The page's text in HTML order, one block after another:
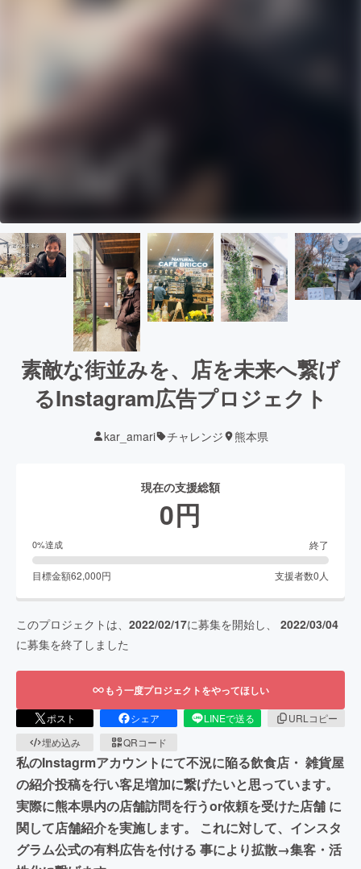
素敵な街並みを、店を未来へ繋げ
るInstagram広告プロジェクト
kar_amari チャレンジ 熊本県
現在の支援総額
0円
0%達成 終了
目標金額62,000円 支援者数0 人
このプロジェクトは、 2022/02/17に募集を開始し、 2022/03/04
に募集を終了しました
もう一度プロジェクトをやってほしい
ポスト シェア LINEで送る
URLコピー
埋め込み
QRコード
私のInstagrmアカウントにて不況に陥る飲食店・ 雑貨屋
の紹介投稿を行い客足増加に繋げたいと思っています。
実際に熊本県内の店舗訪問を行うor依頼を受けた店舗 に
関して店舗紹介を実施します。 これに対して、インスタ
グラム公式の有料広告を付ける 事により拡散→集客・活